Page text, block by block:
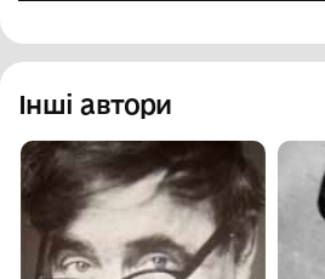
Інші автори